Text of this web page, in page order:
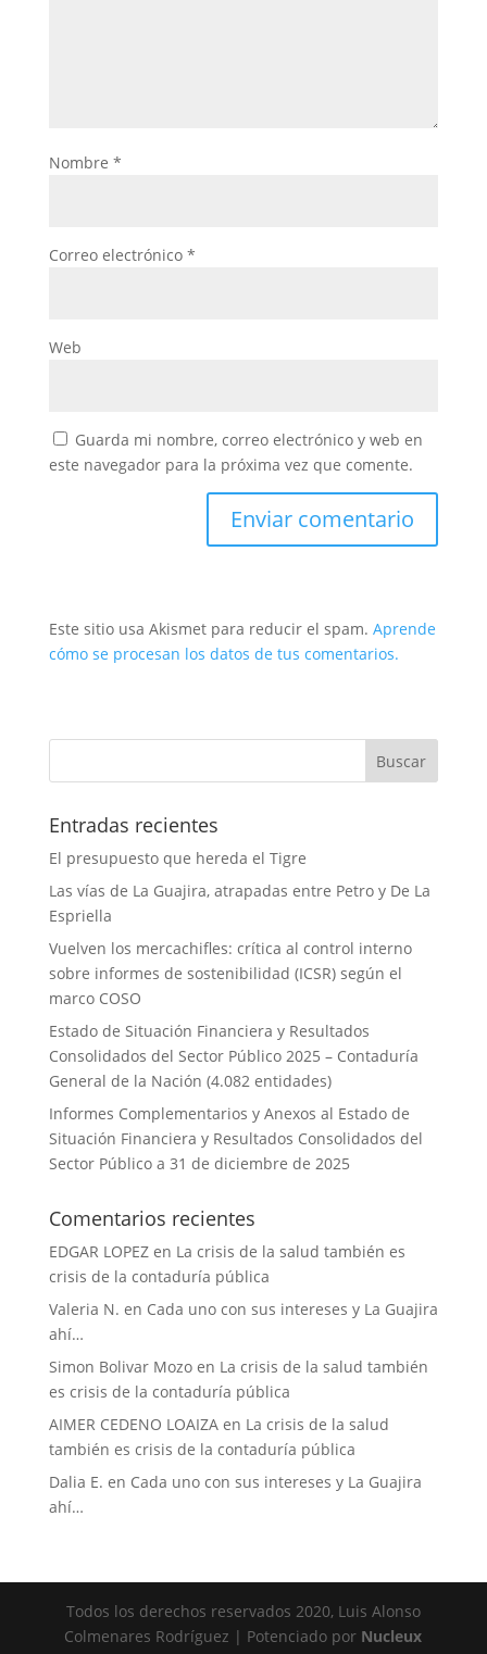
Nombre *
Correo electrónico *
Web
Guarda mi nombre, correo electrónico y web en
este navegador para la próxima vez que comente.
Este sitio usa Akismet para reducir el spam. Aprende
cómo se procesan los datos de tus comentarios.
Entradas recientes
El presupuesto que hereda el Tigre
Las vías de La Guajira, atrapadas entre Petro y De La
Espriella
Vuelven los mercachifles: crítica al control interno
sobre informes de sostenibilidad (ICSR) según el
marco COSO
Estado de Situación Financiera y Resultados
Consolidados del Sector Público 2025 – Contaduría
General de la Nación (4.082 entidades)
Informes Complementarios y Anexos al Estado de
Situación Financiera y Resultados Consolidados del
Sector Público a 31 de diciembre de 2025
Comentarios recientes
EDGAR LOPEZen La crisis de la salud también es
crisis de la contaduría pública
Valeria N. en Cada uno con sus intereses y La Guajira
ahí…
Simon Bolivar Mozoen La crisis de la salud también
es crisis de la contaduría pública
AIMER CEDENO LOAIZAen La crisis de la salud
también es crisis de la contaduría pública
Dalia E. en Cada uno con sus intereses y La Guajira
ahí…
Todos los derechos reservados 2020, Luis Alonso
Colmenares Rodríguez | Potenciado por Nucleux